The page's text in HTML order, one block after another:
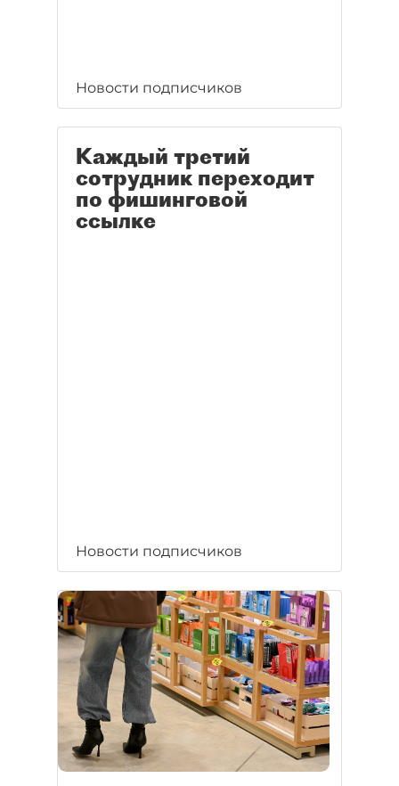
Новости подписчиков
Каждый третий
сотрудник переходит
по фишинговой
ссылке
Новости подписчиков